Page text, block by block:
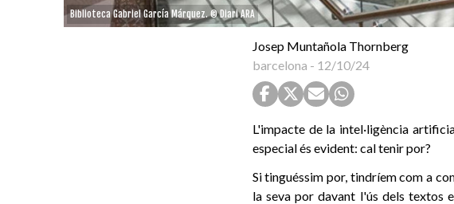
Biblioteca Gabriel García Márquez. © Diari ARA
Josep Muntañola Thornberg
barcelona - 12/10/24
L'impacte de la intel·ligència
especial és evident: cal tenir por?
Si tinguéssim por, tindríem com a
la seva por davant l'ús dels textos